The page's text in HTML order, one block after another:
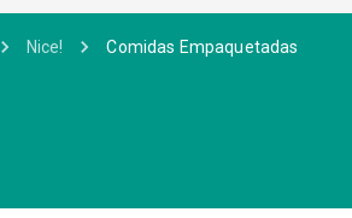
Nice! Comidas Empaquetadas